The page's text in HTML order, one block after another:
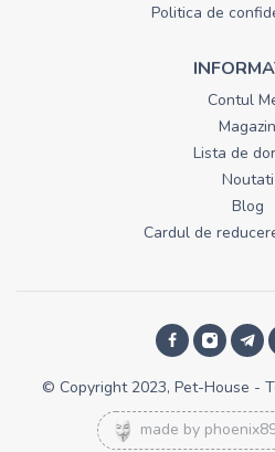
Politica de
Contul
Magazin
Lista de
Noutati
Blog
Cardul de
© Copyright 2023, Pet-House -
made by